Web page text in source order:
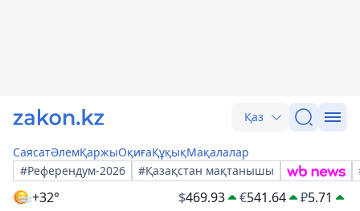
Қаз
СаясатӘлемҚаржыОқиғаҚұқықМақалалар
#Референдум-2026
#Қазақстан мақтанышы
+32° $469.93 €541.64 ₽5.71